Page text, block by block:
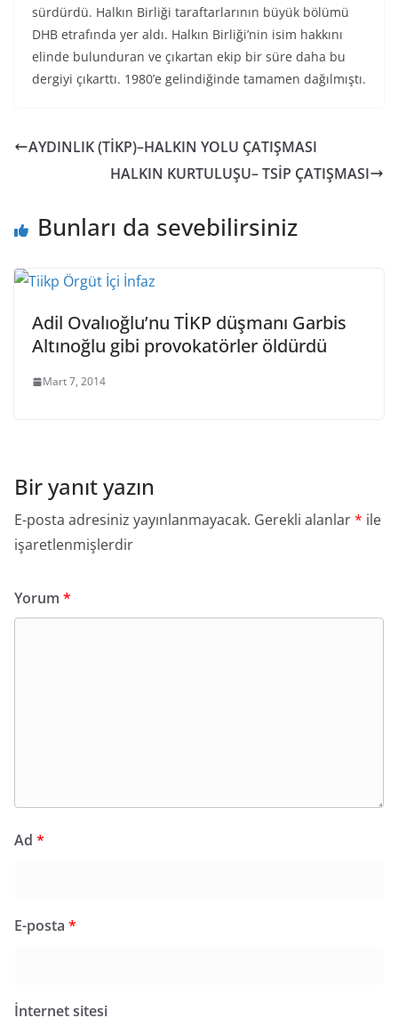
sürdürdü. Halkın Birliği taraftarlarının büyük bölümü
DHB etrafında yer aldı. Halkın Birliği’nin isim hakkını
elinde bulunduran ve çıkartan ekip bir süre daha bu
dergiyi çıkarttı. 1980’e gelindiğinde tamamen dağılmıştı.
AYDINLIK (TİKP)–HALKIN YOLU ÇATIŞMASI
HALKIN KURTULUŞU– TSİP ÇATIŞMASI
Bunları da sevebilirsiniz
Adil Ovalıoğlu’nu TİKP düşmanı Garbis
Altınoğlu gibi provokatörler öldürdü
Mart 7, 2014
Bir yanıt yazın
E-posta adresiniz yayınlanmayacak. Gerekli alanlar* ile
işaretlenmişlerdir
Yorum *
Ad *
E-posta *
İnternet sitesi